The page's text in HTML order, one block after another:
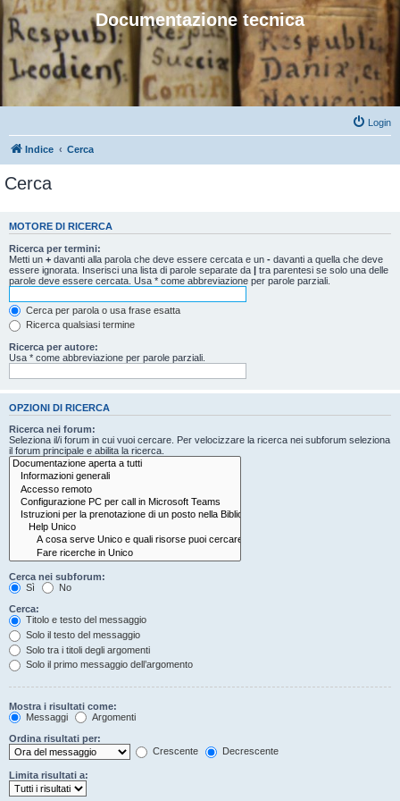
Documentazione tecnica
Login
Indice Cerca
Cerca
MOTORE DI RICERCA
Ricerca per termini:
Metti un + davanti alla parola che deve essere cercata e un - davanti a quella che deve
essere ignorata. Inserisci una lista di parole separate da | tra parentesi se solo una delle
parole deve essere cercata. Usa * come abbreviazione per parole parziali.
Cerca per parola o usa frase esatta
Ricerca qualsiasi termine
Ricerca per autore:
Usa * come abbreviazione per parole parziali.
OPZIONI DI RICERCA
Ricerca nei forum:
Seleziona il/i forum in cui vuoi cercare. Per velocizzare la ricerca nei subforum seleziona
il forum principale e abilita la ricerca.
Cerca nei subforum:
Sì
No
Cerca:
Titolo e testo del messaggio
Solo il testo del messaggio
Solo tra i titoli degli argomenti
Solo il primo messaggio dell’argomento
Mostra i risultati come:
Messaggi
Argomenti
Ordina risultati per:
Crescente
Decrescente
Limita risultati a: